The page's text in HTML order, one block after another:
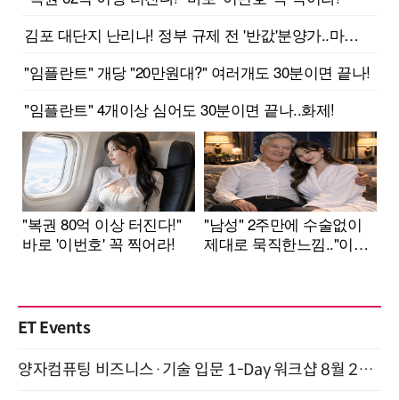
ET Events
양자컴퓨팅 비즈니스·기술 입문 1-Day 워크샵 8월 28일 개최